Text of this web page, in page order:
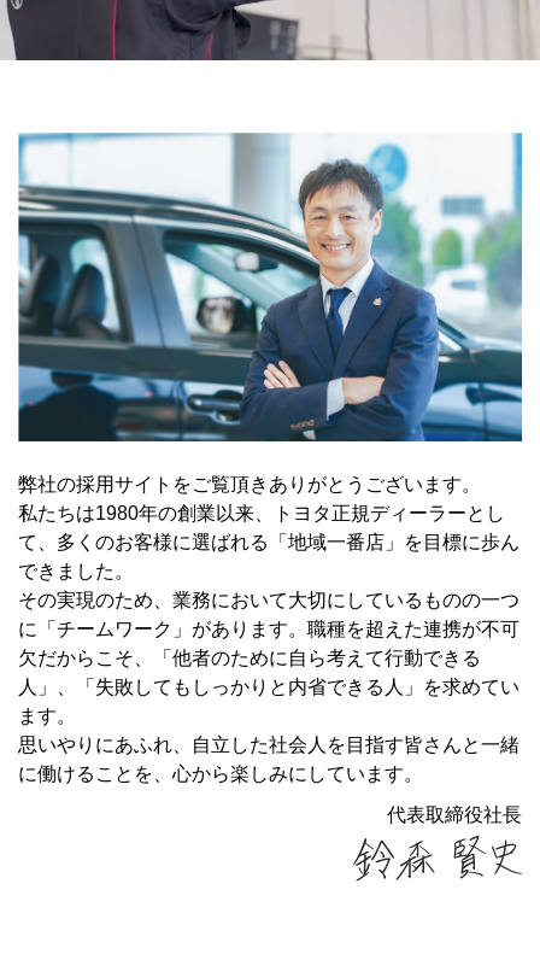
弊社の採用サイトをご覧頂きありがとうございます。
私たちは1980年の創業以来、トヨタ正規ディーラーとし
て、多くのお客様に選ばれる「地域一番店」を目標に歩ん
できました。
その実現のため、業務において大切にしているものの一つ
に「チームワーク」があります。職種を超えた連携が不可
欠だからこそ、「他者のために自ら考えて行動できる
人」、「失敗してもしっかりと内省できる人」を求めてい
ます。
思いやりにあふれ、自立した社会人を目指す皆さんと一緒
に働けることを、心から楽しみにしています。
代表取締役社長